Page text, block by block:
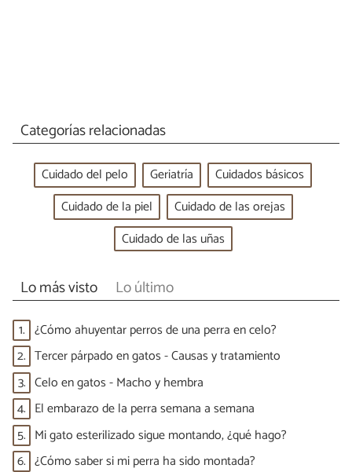
Categorías relacionadas
Cuidado del pelo Geriatría
Cuidados básicos
Cuidado de la piel
Cuidado de las orejas
Cuidado de las uñas
Lo más visto Lo último
1. ¿Cómo ahuyentar perros de una perra en celo?
2. Tercer párpado en gatos - Causas y tratamiento
3. Celo en gatos - Macho y hembra
4. El embarazo de la perra semana a semana
5. Mi gato esterilizado sigue montando, ¿qué hago?
6. ¿Cómo saber si mi perra ha sido montada?